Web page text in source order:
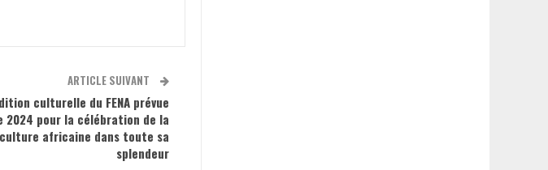
ARTICLE SUIVANT
culturelle du FENA prévue
2024 pour la célébration de la
africaine dans toute sa
splendeur